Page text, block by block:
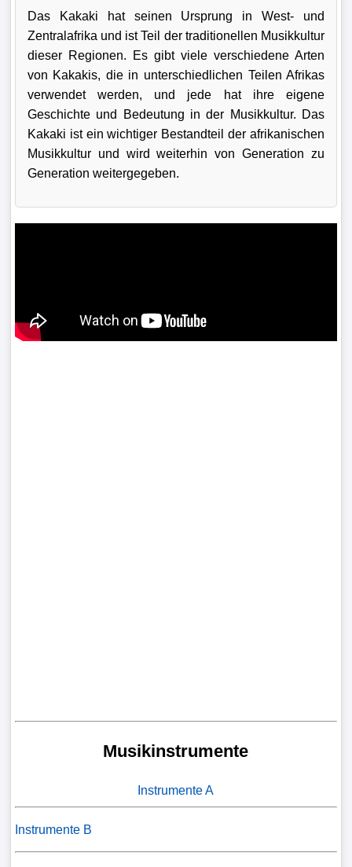
Das Kakaki hat seinen Ursprung in West- und
Zentralafrika und ist Teil der traditionellen Musikkultur
dieser Regionen. Es gibt viele verschiedene Arten
von Kakakis, die in unterschiedlichen Teilen Afrikas
verwendet werden, und jede hat ihre eigene
Geschichte und Bedeutung in der Musikkultur. Das
Kakaki ist ein wichtiger Bestandteil der afrikanischen
Musikkultur und wird weiterhin von Generation zu
Generation weitergegeben.
Musikinstrumente
Instrumente A
Instrumente B